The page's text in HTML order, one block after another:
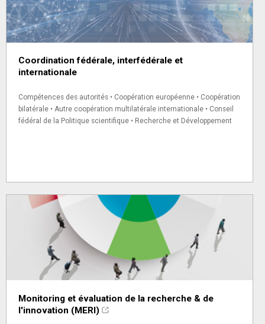
Coordination fédérale, interfédérale et
internationale
Compétences des autorités • Coopération européenne • Coopération
bilatérale • Autre coopération multilatérale internationale • Conseil
fédéral de la Politique scientifique • Recherche et Développement
Monitoring et évaluation de la recherche & de
l'innovation (MERI)